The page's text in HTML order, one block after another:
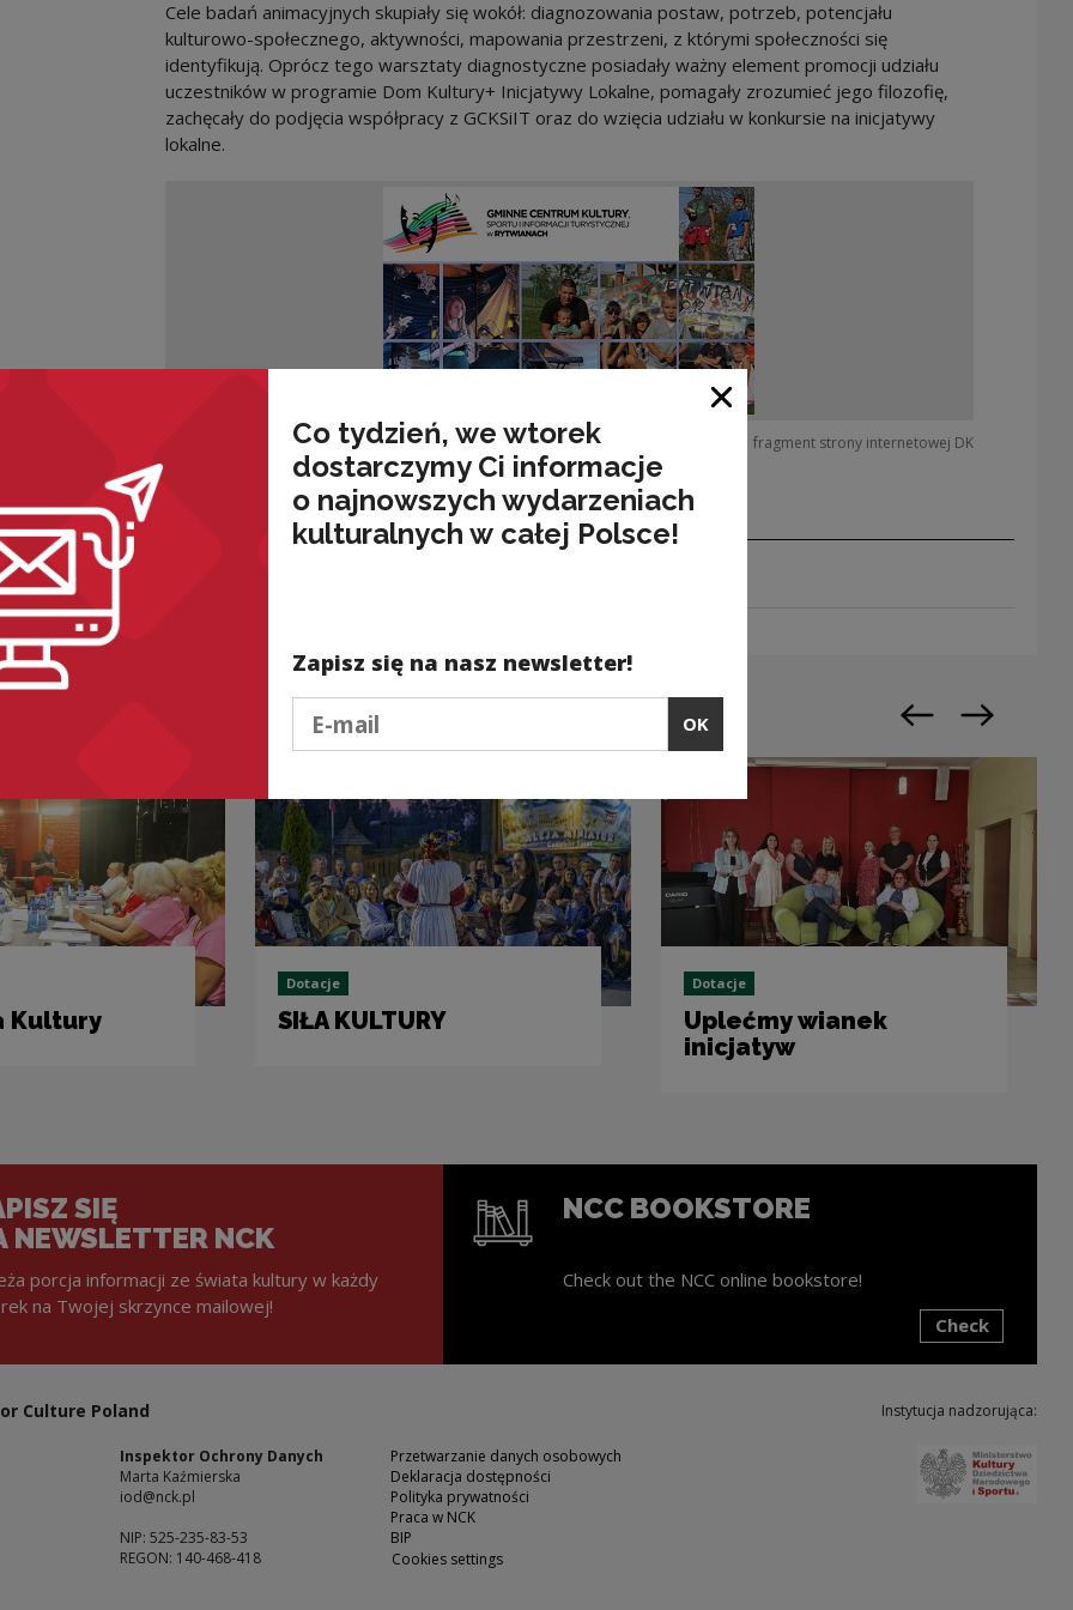
Cele badań animacyjnych skupiały się wokół: diagnozowania postaw, potrzeb, potencjału
kulturowo-społecznego, aktywności, mapowania przestrzeni, z którymi społeczności się
identyfikują. Oprócz tego warsztaty diagnostyczne posiadały ważny element promocji udziału
uczestników w programie Dom Kultury+ Inicjatywy Lokalne, pomagały zrozumieć jego filozofię,
zachęcały do podjęcia współpracy z GCKSiIT oraz do wzięcia udziału w konkursie na inicjatywy
lokalne.
fragment strony internetowej DK
file
diagnozy
Kultury
Dotacje
SIŁA KULTURY
Dotacje
Uplećmy wianek
inicjatyw
Previous slide
Next slide
SIĘ
NEWSLETTER NCK
porcja informacji ze świata kultury w każdy
na Twojej skrzynce mailowej!
NCC BOOKSTORE
Check out the NCC online bookstore!
Check
Culture Poland
Inspektor Ochrony Danych
Marta Kaźmierska
iod@nck.pl
NIP: 525-235-83-53
REGON: 140-468-418
Przetwarzanie danych osobowych
Deklaracja dostępności
Polityka prywatności
Praca w NCK
BIP
Cookies settings
Instytucja nadzorująca:
Close window
Co tydzień, we wtorek
dostarczymy Ci informacje
o najnowszych wydarzeniach
kulturalnych w całej Polsce!
Zapisz się na nasz newsletter!
OK